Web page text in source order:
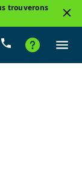
trouverons